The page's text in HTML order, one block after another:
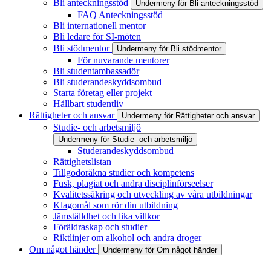
Bli anteckningsstöd Undermeny för Bli anteckningsstöd
FAQ Anteckningsstöd
Bli internationell mentor
Bli ledare för SI-möten
Bli stödmentor
Undermeny för Bli stödmentor
För nuvarande mentorer
Bli studentambassadör
Bli studerandeskyddsombud
Starta företag eller projekt
Hållbart studentliv
Rättigheter och ansvar
Undermeny för Rättigheter och ansvar
Studie- och arbetsmiljö
Undermeny för Studie- och arbetsmiljö
Studerandeskyddsombud
Rättighetslistan
Tillgodoräkna studier och kompetens
Fusk, plagiat och andra disciplinförseelser
Kvalitetssäkring och utveckling av våra utbildningar
Klagomål som rör din utbildning
Jämställdhet och lika villkor
Föräldraskap och studier
Riktlinjer om alkohol och andra droger
Om något händer
Undermeny för Om något händer